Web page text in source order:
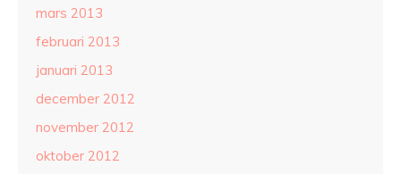
mars 2013
februari 2013
januari 2013
december 2012
november 2012
oktober 2012